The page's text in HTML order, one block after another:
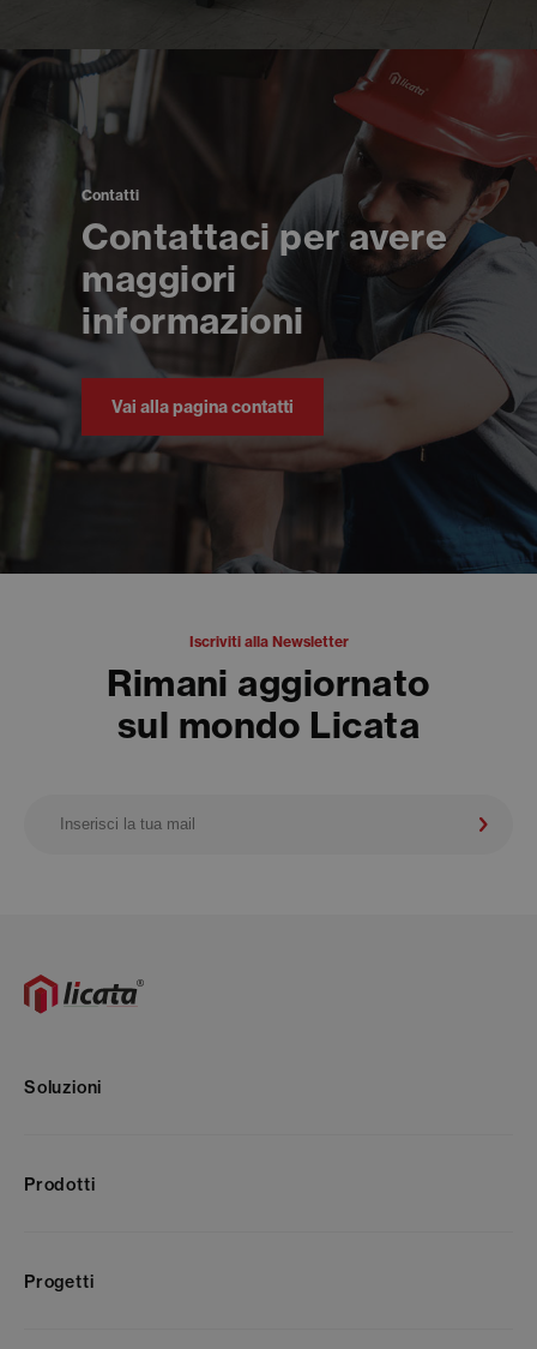
Contatti
Contattaci per avere
maggiori
informazioni
Vai alla pagina contatti
Iscriviti alla Newsletter
Rimani aggiornato
sul mondo Licata
Soluzioni
Prodotti
Progetti